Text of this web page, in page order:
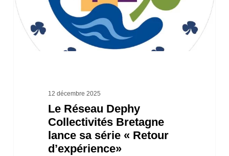
lance
sa
série
d’expérience»12 décembre 2025
Le Réseau Dephy
Collectivités Bretagne
lance sa série « Retour
d’expérience»